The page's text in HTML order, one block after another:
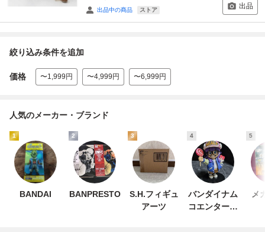
出品中の商品 ストア 出品
絞り込み条件を追加
価格 〜1,999円 〜4,999円 〜6,999円
人気のメーカー・ブランド
1
BANDAI
2
BANPRESTO
3
S.H.フィギュ
アーツ
4
バンダイナム
コエンターテ
5
メ